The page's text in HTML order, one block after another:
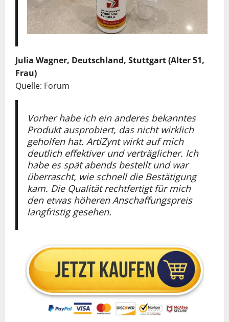
Julia Wagner, Deutschland, Stuttgart (Alter 51,
Frau)
Quelle: Forum
Vorher habe ich ein anderes bekanntes
Produkt ausprobiert, das nicht wirklich
geholfen hat. ArtiZynt wirkt auf mich
deutlich effektiver und verträglicher. Ich
habe es spät abends bestellt und war
überrascht, wie schnell die Bestätigung
kam. Die Qualität rechtfertigt für mich
den etwas höheren Anschaffungspreis
langfristig gesehen.